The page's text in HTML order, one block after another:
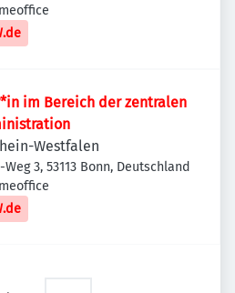
im Bereich der zentralen
Westfalen
3, 53113 Bonn, Deutschland